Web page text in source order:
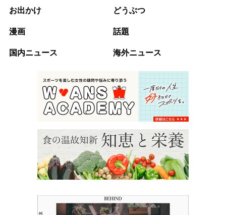
お出かけ どうぶつ
漫画 話題
国内ニュース 海外ニュース